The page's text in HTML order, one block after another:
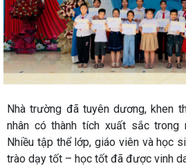
Nhà trường đã tuyên dương, khen
nhân có thành tích xuất sắc
Nhiều tập thể lớp, giáo viên và học
trào dạy tốt – học tốt đã được vinh